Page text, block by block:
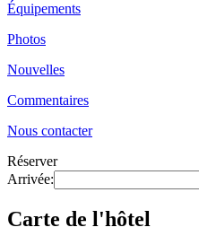
Équipements
Photos
Nouvelles
Commentaires
Nous contacter
Réserver
Arrivée:
Carte de l'hôtel